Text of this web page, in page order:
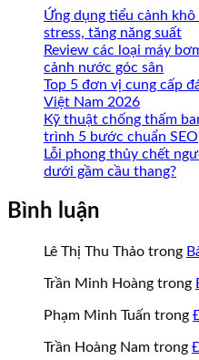
Ứng dụng tiểu cảnh
stress, tăng năng suất
Review các loại máy
cảnh nước góc sân
Top 5 đơn vị cung cấp
Việt Nam 2026
Kỹ thuật chống thấm
trình 5 bước chuẩn SEO
Lỗi phong thủy chết
dưới gầm cầu thang?
Bình luận
Lê Thị Thu Thảo trong
Trần Minh Hoàng trong
Phạm Minh Tuấn trong
Trần Hoàng Nam trong